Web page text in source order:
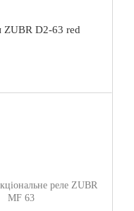
ZUBR D2-63 red